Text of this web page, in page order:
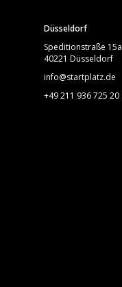
Düsseldorf
Speditionstraße 15a
40221 Düsseldorf
info@startplatz.de
+49 211 936 725 20